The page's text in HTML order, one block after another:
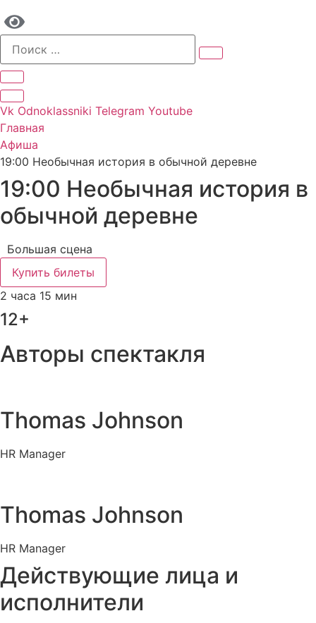
Vk Odnoklassniki Telegram Youtube
Главная
Афиша
19:00 Необычная история в обычной деревне
19:00 Необычная история в
обычной деревне
Большая сцена
Купить билеты
2 часа 15 мин
12+
Авторы спектакля
Thomas Johnson
HR Manager
Thomas Johnson
HR Manager
Действующие лица и
исполнители